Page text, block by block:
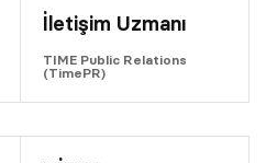
İletişim Uzmanı
TIME Public Relations
(TimePR)